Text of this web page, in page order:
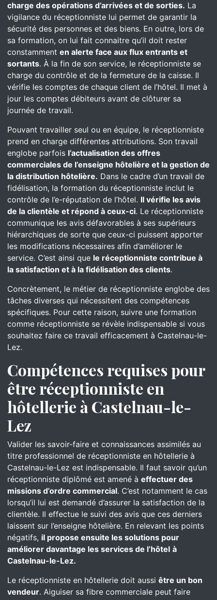
charge des opérations d’arrivées et de sorties. La
vigilance du réceptionniste lui permet de garantir la
sécurité des personnes et des biens. En outre, lors de
sa formation, on lui fait connaitre qu’il doit rester
constamment en alerte face aux flux entrants et
sortants. À la fin de son service, le réceptionniste se
charge du contrôle et de la fermeture de la caisse. Il
vérifie les comptes de chaque client de l’hôtel. Il met à
jour les comptes débiteurs avant de clôturer sa
journée de travail.
Pouvant travailler seul ou en équipe, le réceptionniste
prend en charge différentes attributions. Son travail
englobe parfois l’actualisation des offres
commerciales de l’enseigne hôtelière et la gestion de
la distribution hôtelière. Dans le cadre d’un travail de
fidélisation, la formation du réceptionniste inclut le
contrôle de l’e-réputation de l’hôtel. Il vérifie les avis
de la clientèle et répond à ceux-ci. Le réceptionniste
communique les avis défavorables à ses supérieurs
hiérarchiques de sorte que ceux-ci puissent apporter
les modifications nécessaires afin d’améliorer le
service. C’est ainsi que le réceptionniste contribue à
la satisfaction et à la fidélisation des clients.
Concrètement, le métier de réceptionniste englobe des
tâches diverses qui nécessitent des compétences
spécifiques. Pour cette raison, suivre une formation
comme réceptionniste se révèle indispensable si vous
souhaitez faire ce travail efficacement à Castelnau-le-
Lez.
Compétences requises pour
être réceptionniste en
hôtellerie à Castelnau-le-
Lez
Valider les savoir-faire et connaissances assimilés au
titre professionnel de réceptionniste en hôtellerie à
Castelnau-le-Lez est indispensable. Il faut savoir qu’un
réceptionniste diplômé est amené à effectuer des
missions d’ordre commercial. C’est notamment le cas
lorsqu’il lui est demandé d’assurer la satisfaction de la
clientèle. Il effectue le suivi des avis que ces derniers
laissent sur l’enseigne hôtelière. En relevant les points
négatifs, il propose ensuite les solutions pour
améliorer davantage les services de l’hôtel à
Castelnau-le-Lez.
Le réceptionniste en hôtellerie doit aussi être un bon
vendeur. Aiguiser sa fibre commerciale peut faire